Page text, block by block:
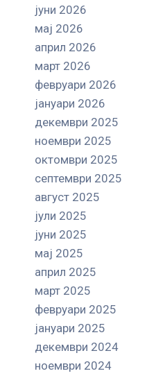
јуни 2026
мај 2026
април 2026
март 2026
февруари 2026
јануари 2026
декември 2025
ноември 2025
октомври 2025
септември 2025
август 2025
јули 2025
јуни 2025
мај 2025
април 2025
март 2025
февруари 2025
јануари 2025
декември 2024
ноември 2024